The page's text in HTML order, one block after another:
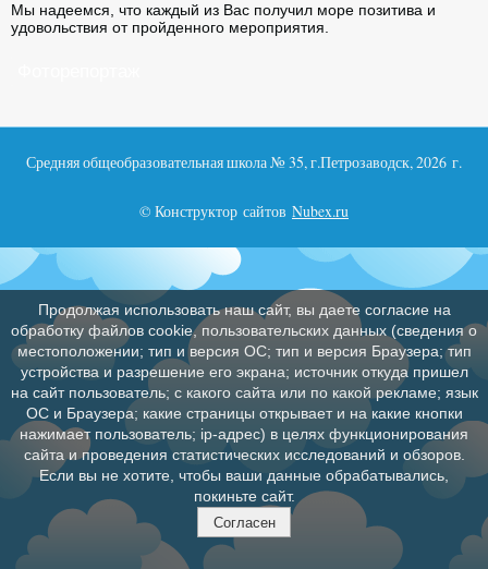
Мы надеемся, что каждый из Вас получил море позитива и
удовольствия от пройденного мероприятия.
Средняя общеобразовательная школа № 35, г.Петрозаводск, 2026 г.
© Конструктор сайтов Nubex.ru
Продолжая использовать наш сайт, вы даете согласие на
обработку файлов cookie, пользовательских данных (сведения о
местоположении; тип и версия ОС; тип и версия Браузера; тип
устройства и разрешение его экрана; источник откуда пришел
на сайт пользователь; с какого сайта или по какой рекламе; язык
ОС и Браузера; какие страницы открывает и на какие кнопки
нажимает пользователь; ip-адрес) в целях функционирования
сайта и проведения статистических исследований и обзоров.
Если вы не хотите, чтобы ваши данные обрабатывались,
покиньте сайт.
Согласен